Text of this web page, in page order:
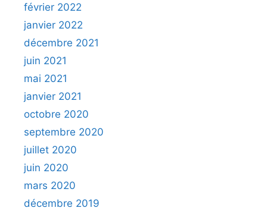
février 2022
janvier 2022
décembre 2021
juin 2021
mai 2021
janvier 2021
octobre 2020
septembre 2020
juillet 2020
juin 2020
mars 2020
décembre 2019